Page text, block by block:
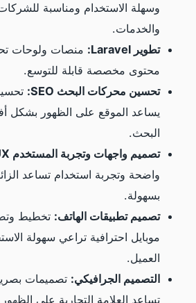
وسهلة الاستخدام ومناسبة للشركات
والخدمات.
تطوير Laravel:
منصات ولوحات
محتوى مخصصة قابلة للتوسع.
تحسين محركات البحث SEO:
يساعد الموقع على الظهور بشكل
البحث.
تصميم واجهات وتجربة المستخدم UI UX:
واضحة وتجربة استخدام تساعد
بسهولة.
تصميم تطبيقات الهاتف: تخطيط
موبايل احترافية تراعي سهولة
العميل.
التصميم الجرافيكي: تصميمات
تساعد العلامة التجارية على